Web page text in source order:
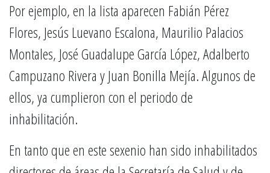
Por ejemplo, en la lista aparecen Fabián Pérez
Flores, Jesús Luevano Escalona, Maurilio Palacios
Montales, José Guadalupe García López, Adalberto
Campuzano Rivera y Juan Bonilla Mejía. Algunos de
ellos, ya cumplieron con el periodo de
inhabilitación.
En tanto que en este sexenio han sido inhabilitados